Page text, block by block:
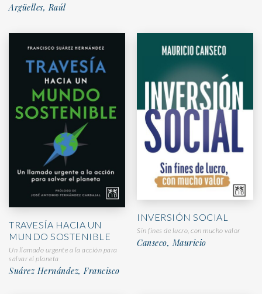
Argüelles, Raúl
TRAVESÍA HACIA UN
MUNDO SOSTENIBLE
Un llamado urgente a la acción para
salvar el planeta
Suárez Hernández, Francisco
INVERSIÓN SOCIAL
Sin fines de lucro, con mucho valor
Canseco, Mauricio